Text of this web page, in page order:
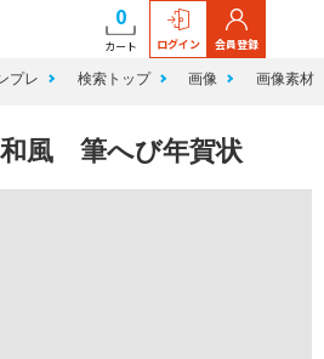
0
カート ログイン 会員登録
プレ 検索トップ 画像 画像素材
和風 筆へび年賀状